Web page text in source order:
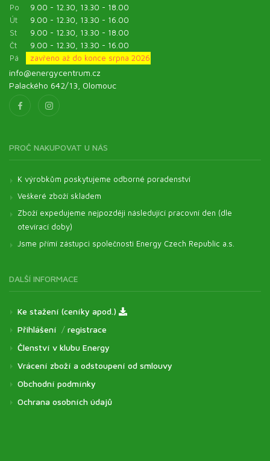
Po
9.00 - 12.30, 13.30 - 18.00
Út
9.00 - 12.30, 13.30 - 16.00
St
9.00 - 12.30, 13.30 - 18.00
Čt
9.00 - 12.30, 13.30 - 16.00
Pá
zavřeno až do konce srpna 2026
info@energycentrum.cz
Palackého 642/13, Olomouc
PROČ NAKUPOVAT U NÁS
K výrobkům poskytujeme odborné poradenství
Veškeré zboží skladem
Zboží expedujeme nejpozději následující pracovní den (dle
otevírací doby)
Jsme přímí zástupci společnosti Energy Czech Republic a.s.
DALŠÍ INFORMACE
Ke stažení (ceníky apod.)
Přihlášení / registrace
Členství v klubu Energy
Vrácení zboží a odstoupení od smlouvy
Obchodní podmínky
Ochrana osobních údajů